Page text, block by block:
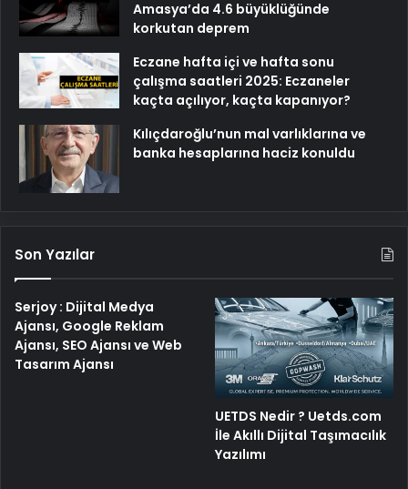
Amasya’da 4.6 büyüklüğünde
korkutan deprem
Eczane hafta içi ve hafta sonu
çalışma saatleri 2025: Eczaneler
kaçta açılıyor, kaçta kapanıyor?
Kılıçdaroğlu’nun mal varlıklarına ve
banka hesaplarına haciz konuldu
Son Yazılar
Serjoy : Dijital Medya
Ajansı, Google Reklam
Ajansı, SEO Ajansı ve Web
Tasarım Ajansı
UETDS Nedir ? Uetds.com
İle Akıllı Dijital Taşımacılık
Yazılımı